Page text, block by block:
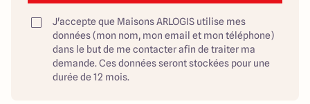
J'accepte que Maisons ARLOGIS utilise mes
données (mon nom, mon email et mon téléphone)
dans le but de me contacter afin de traiter ma
demande. Ces données seront stockées pour une
durée de 12 mois.